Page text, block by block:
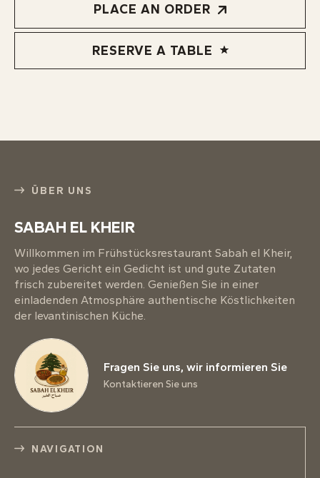
PLACE AN ORDER
RESERVE A TABLE
ÜBER UNS
SABAH EL KHEIR
Willkommen im Frühstücksrestaurant Sabah el Kheir,
wo jedes Gericht ein Gedicht ist und gute Zutaten
frisch zubereitet werden. Genießen Sie in einer
einladenden Atmosphäre authentische Köstlichkeiten
der levantinischen Küche.
Fragen Sie uns, wir informieren Sie
Kontaktieren Sie uns
NAVIGATION